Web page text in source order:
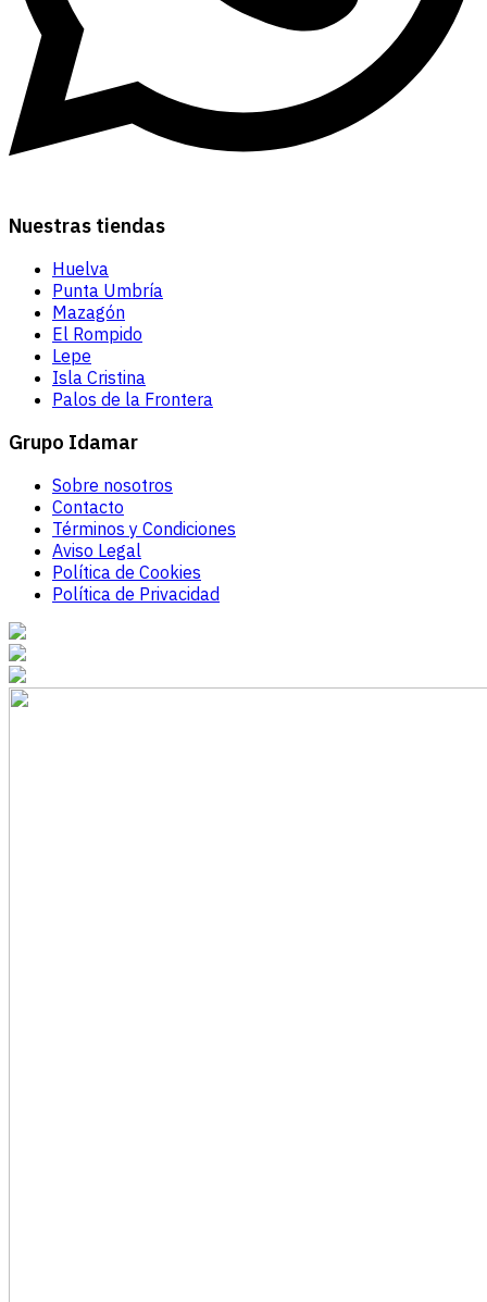
Nuestras tiendas
Huelva
Punta Umbría
Mazagón
El Rompido
Lepe
Isla Cristina
Palos de la Frontera
Grupo Idamar
Sobre nosotros
Contacto
Términos y Condiciones
Aviso Legal
Política de Cookies
Política de Privacidad